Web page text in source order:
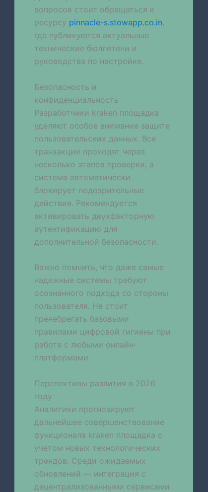
вопросов стоит обращаться к
ресурсу pinnacle-s.stowapp.co.in,
где публикуются актуальные
технические бюллетени и
руководства по настройке.
Безопасность и
конфиденциальность
Разработчики kraken площадка
уделяют особое внимание защите
пользовательских данных. Все
транзакции проходят через
несколько этапов проверки, а
система автоматически
блокирует подозрительные
действия. Рекомендуется
активировать двухфакторную
аутентификацию для
дополнительной безопасности.
Важно помнить, что даже самые
надежные системы требуют
осознанного подхода со стороны
пользователя. Не стоит
пренебрегать базовыми
правилами цифровой гигиены при
работе с любыми онлайн-
платформами.
Перспективы развития в 2026
году
Аналитики прогнозируют
дальнейшее совершенствование
функционала kraken площадка с
учетом новых технологических
трендов. Среди ожидаемых
обновлений — интеграция с
децентрализованными сервисами